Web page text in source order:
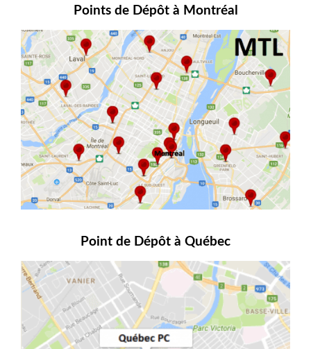
Points de Dépôt à Montréal
Point de Dépôt à Québec